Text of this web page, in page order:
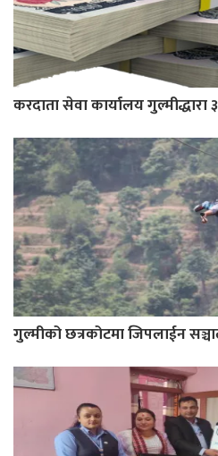
करदाता सेवा कार्यालय गुल्मीद्धारा
गुल्मीको छत्रकोटमा जिपलाईन